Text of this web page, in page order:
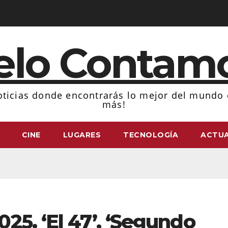
donde encontrarás lo mejor del
más!
CINE LUGARES TECNOLOGÍA
‘El 47’, ‘Segundo